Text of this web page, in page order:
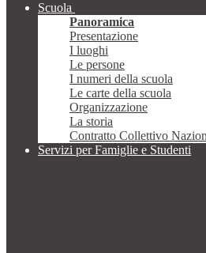
Scuola
Panoramica
Presentazione
I luoghi
Le persone
I numeri della scuola
Le carte della scuola
Organizzazione
La storia
Contratto Collettivo
Servizi per Famiglie e Studenti